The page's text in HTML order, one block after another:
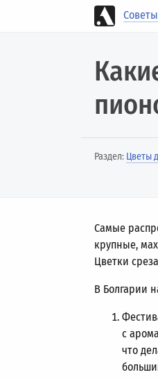
Раздел: Цветы
Самые
крупные,
Цветки
В Болгарии
с
что